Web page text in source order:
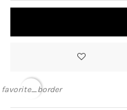
favorite_border